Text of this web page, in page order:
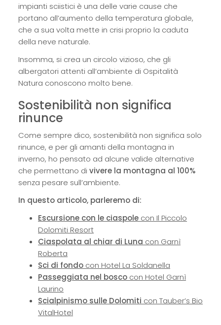
impianti sciistici è una delle varie cause che
portano all’aumento della temperatura globale,
che a sua volta mette in crisi proprio la caduta
della neve naturale.
Insomma, si crea un circolo vizioso, che gli
albergatori attenti all’ambiente di Ospitalità
Natura conoscono molto bene.
Sostenibilità non significa
rinunce
Come sempre dico, sostenibilità non significa solo
rinunce, e per gli amanti della montagna in
inverno, ho pensato ad alcune valide alternative
che permettano di vivere la montagna al 100%
senza pesare sull’ambiente.
In questo articolo, parleremo di:
Escursione con le ciaspole con Il Piccolo
Dolomiti Resort
Ciaspolata al chiar di Luna con Garnì
Roberta
Sci di fondo con Hotel La Soldanella
Passeggiata nel bosco con Hotel Garnì
Laurino
Scialpinismo sulle Dolomiti con Tauber’s Bio
VitalHotel